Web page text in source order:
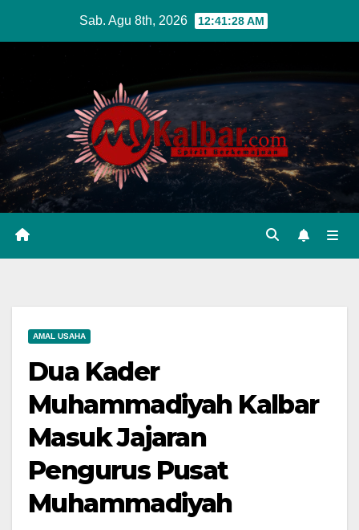
Sab. Agu 8th, 2026 12:41:29 AM
AMAL USAHA
Dua Kader
Muhammadiyah Kalbar
Masuk Jajaran
Pengurus Pusat
Muhammadiyah